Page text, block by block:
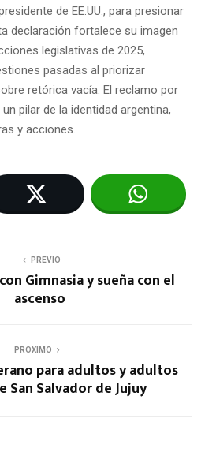
de EE.UU., para presionar
declaración fortalece su imagen
legislativas de 2025,
pasadas al priorizar
retórica vacía. El reclamo por
pilar de la identidad argentina,
y acciones.
PREVIO
Gimnasia y sueña con el
ascenso
PROXIMO
para adultos y adultos
San Salvador de Jujuy